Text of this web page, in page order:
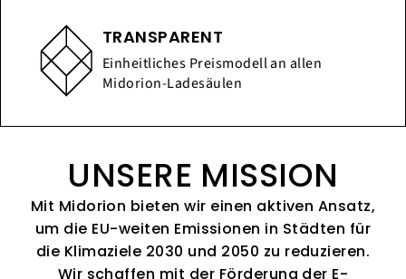
TRANSPARENT
Einheitliches Preismodell an allen
Midorion-Ladesäulen
UNSERE MISSION
Mit Midorion bieten wir einen aktiven Ansatz,
um die EU-weiten Emissionen in Städten für
die Klimaziele 2030 und 2050 zu reduzieren.
Wir schaffen mit der Förderung der E-